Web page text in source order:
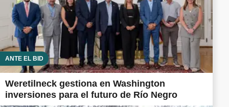
ANTE EL BID
Weretilneck gestiona en Washington
inversiones para el futuro de Río Negro